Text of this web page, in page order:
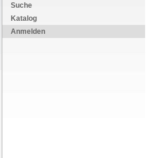
Suche
Katalog
Anmelden